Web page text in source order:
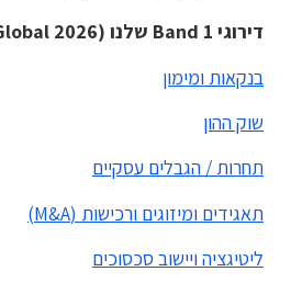
דירוגי Band 1 שלנו (Chambers Global 2026)
בנקאות ומימון
שוק ההון
תחרות / הגבלים עסקיים
תאגידים ומיזוגים ורכישות (M&A)
ליטיגציה ויישוב סכסוכים